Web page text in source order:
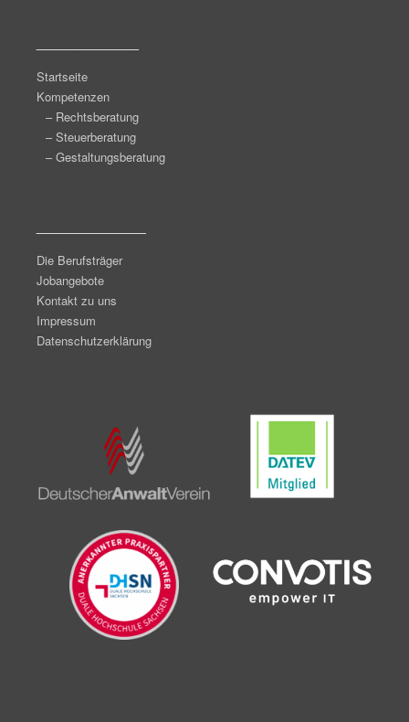
Startseite
Kompetenzen
– Rechtsberatung
– Steuerberatung
– Gestaltungsberatung
Die Berufsträger
Jobangebote
Kontakt zu uns
Impressum
Datenschutzerklärung